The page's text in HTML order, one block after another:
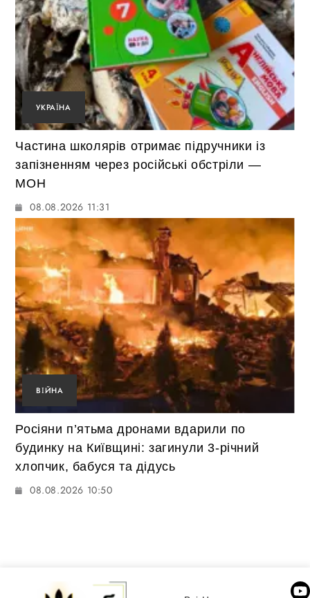
УКРАЇНА
Частина школярів отримає підручники із
запізненням через російські обстріли —
МОН
08.08.2026 11:31
ВІЙНА
Росіяни п’ятьма дронами вдарили по
будинку на Київщині: загинули 3-річний
хлопчик, бабуся та дідусь
08.08.2026 10:50